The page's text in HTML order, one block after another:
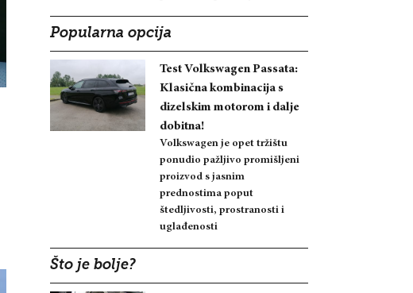
Popularna opcija
Test Volkswagen Passata:
Klasična kombinacija s
dizelskim motorom i dalje
dobitna!
Volkswagen je opet tržištu
ponudio pažljivo promišljeni
proizvod s jasnim
prednostima poput
štedljivosti, prostranosti i
uglađenosti
Što je bolje?